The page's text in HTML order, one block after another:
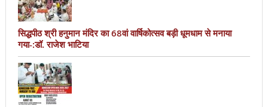
सिद्धपीठ श्री हनुमान मंदिर का 68वां वार्षिकोत्सव बड़ी धूमधाम से मनाया
गया-:डॉ. राजेश भाटिया